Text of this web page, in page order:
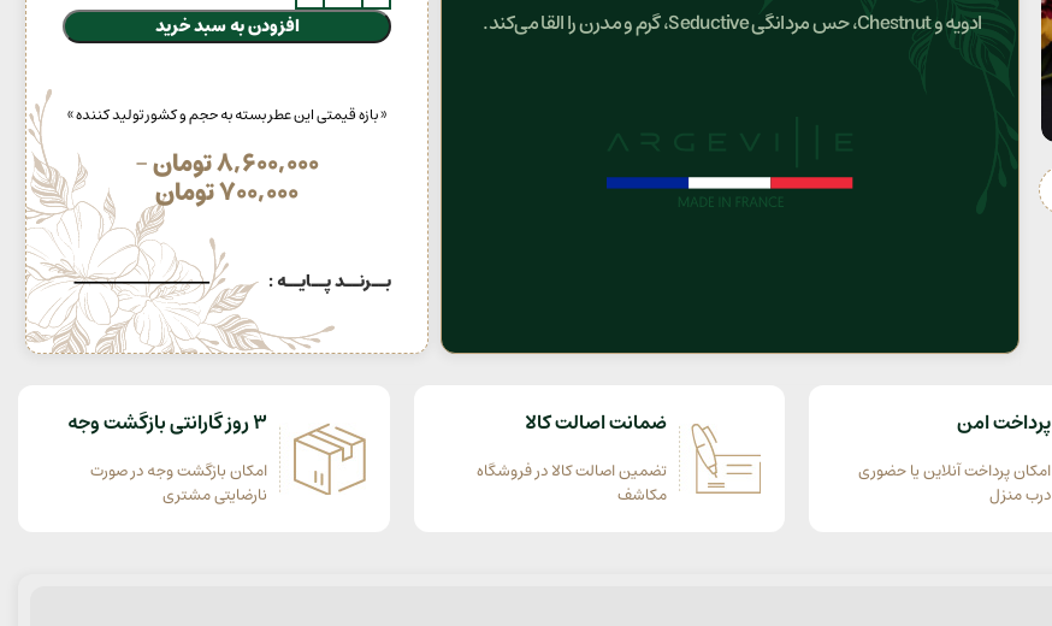
ادویه و Chestnut، حس مردانگی Seductive، گرم و مدرن را القا می‌کند.
افزودن به سبد خرید
« بازه قیمتی این عطر بسته به حجم و کشور تولید کننده »
8,600,000تومان–
700,000تومان
بــرنــد پــایــه :
پرداخت امن
امکان پرداخت آنلاین یا حضوری
درب منزل
ضمانت اصالت کالا
تضمین اصالت کالا در فروشگاه
مکاشف
3 روز گارانتی بازگشت وجه
امکان بازگشت وجه در صورت
نارضایتی مشتری